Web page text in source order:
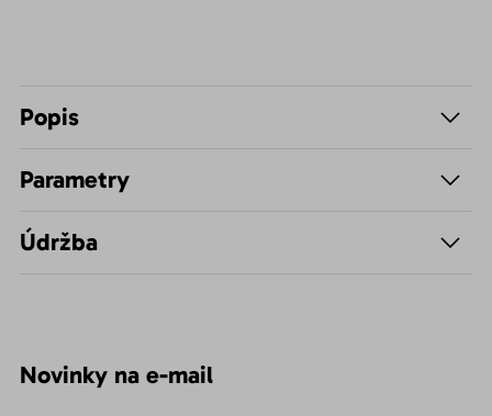
Popis
Parametry
Údržba
Novinky na e-mail